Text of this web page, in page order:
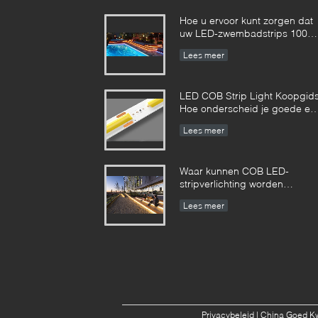
Hoe u ervoor kunt zorgen dat
uw LED-zwembadstrips 100%
Lees meer
LED COB Strip Light
Hoe onderscheid je goede en
Lees meer
Waar kunnen COB LED-
stripverlichting worden
Lees meer
Privacybeleid| China Goed